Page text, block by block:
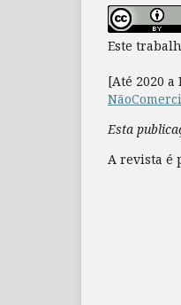
Este
[Até 2020 a
Esta
A revista é